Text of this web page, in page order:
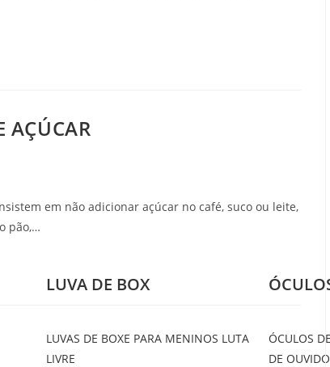
LUVA DE BOX
LUVAS DE BOXE PARA MENINOS LUTA
LIVRE
ÓCULOS
DE OUVIDO
AÇÚCAR
em não adicionar açúcar no café, suco ou leite,
pão,…